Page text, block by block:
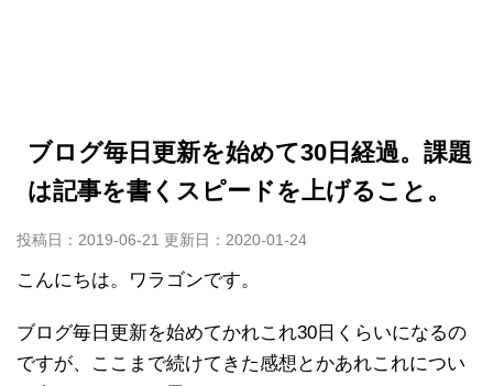
ブログ毎日更新を始めて30日経過。課題
は記事を書くスピードを上げること。
投稿日：2019-06-21 更新日： 2020-01-24
こんにちは。ワラゴンです。
ブログ毎日更新を始めてかれこれ30日くらいになるの
ですが、ここまで続けてきた感想とかあれこれについ